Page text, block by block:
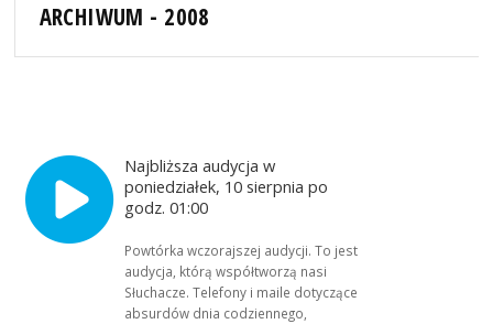
ARCHIWUM - 2008
Najbliższa audycja w
poniedziałek, 10 sierpnia po
godz. 01:00
Powtórka wczorajszej audycji. To jest
audycja, którą współtworzą nasi
Słuchacze. Telefony i maile dotyczące
absurdów dnia codziennego,